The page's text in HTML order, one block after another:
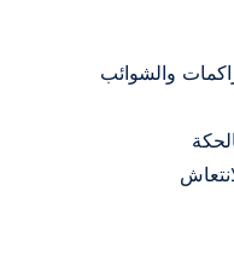
والشوائب